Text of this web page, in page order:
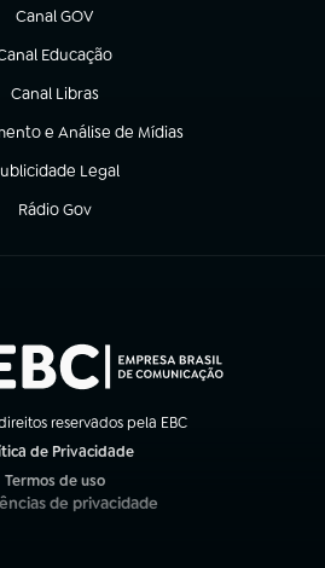
Canal GOV
(abre em nova aba)
Educação
em nova aba)
Canal Libras
(abre em nova aba)
e Análise de Mídias
aba)
Legal
em nova aba)
Rádio Gov
(abre em nova aba)
reservados pela EBC
de Privacidade
Termos de uso
(abre em nova aba)
de privacidade